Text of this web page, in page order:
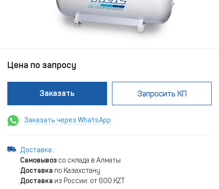
Цена по запросу
Заказать Запросить КП
Заказать через WhatsApp
Доставка :
Самовывоз со склада в Алматы
Доставка по Казахстану
Доставка из России: от 600 KZT